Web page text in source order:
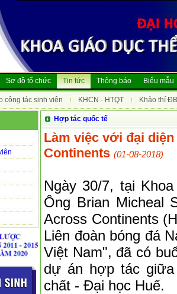
Sơ đồ tổ chức Tin tức
công tác sinh viên KHCN - HTQT Khảo thí
Thông báo Biểu mẫu
Hợp tác quốc tế
Làm việc với đại
Continents (01-08-2018)
Ngày 30/7, tại
Ông Brian Micheal
Across Continents
Liên đoàn bóng đá
Việt Nam", đã có
dự án hợp tác giữa
chất - Đại học Huế.